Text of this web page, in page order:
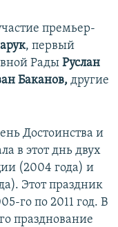
премьер-
, первый
Рады Руслан
Баканов, другие
Достоинства и
в этот днь двух
(2004 года) и
Этот праздник
го по 2011 год. В
празднование